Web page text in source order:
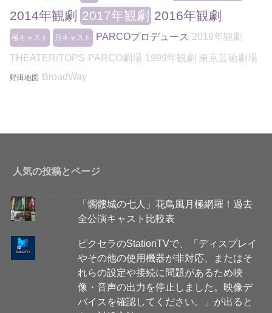
2014年観劇 2017年観劇 2016年観劇
極キャスト 月キャスト PARCOプロデュース 2019年観劇
THEATER/TOPS PARCO劇場 1999年観劇 東京芸術劇場
野田地図 BroadWay
人気の投稿とページ
「髑髏城の七人」花鳥風月極網羅！過去
全公演キャスト比較表
ピクセラのStationTVで、「ディスプレイ
やその他の使用機器が非対応、またはそ
れらの設定や接続に問題があるため映
像・音声の出力を停止しました。映像デ
バイスを確認してください。」が出ると